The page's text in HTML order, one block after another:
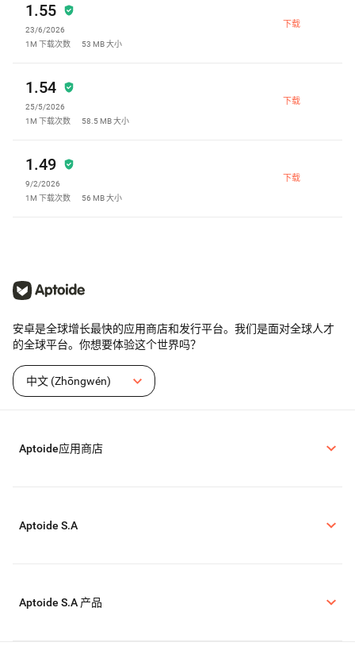
1.55
23/6/2026
1M 下载次数 53 MB大小
下载
1.54
25/5/2026
1M 下载次数 58.5 MB大小
下载
1.49
9/2/2026
1M 下载次数 56 MB大小
下载
安卓是全球增长最快的应用商店和发行平台。我们是面对全球人才
的全球平台。你想要体验这个世界吗？
中文 (Zhōngwén)
Aptoide应用商店
Aptoide S.A
Aptoide S.A 产品